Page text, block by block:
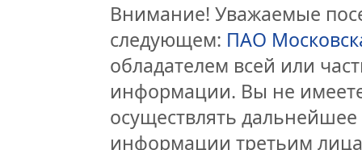
Внимание! Уважаемые
следующем: ПАО
обладателем всей или
информации. Вы не
осуществлять
информации третьим